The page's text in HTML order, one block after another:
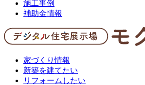
施工事例
補助金情報
家づくり情報
新築を建てたい
リフォームしたい